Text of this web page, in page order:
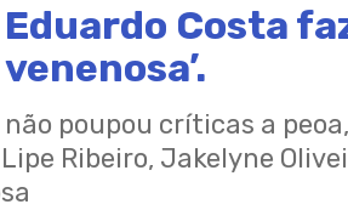
Costa
poupou críticas a
Ribeiro, Jakelyne